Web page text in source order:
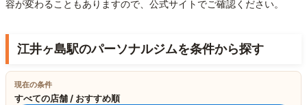
容が変わることもありますので、公式サイトでご確認ください。
江井ヶ島駅のパーソナルジムを条件から探す
現在の条件
すべての店舗 / おすすめ順